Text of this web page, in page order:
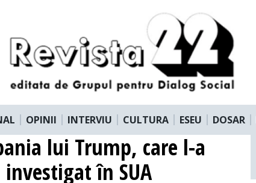
OPINII INTERVIU CULTURA ESEU DOSAR
lui Trump, care l-a
în SUA